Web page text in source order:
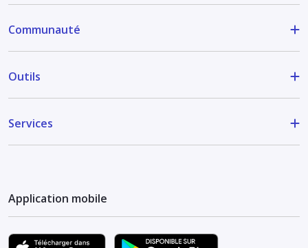
Communauté
Outils
Services
Application mobile